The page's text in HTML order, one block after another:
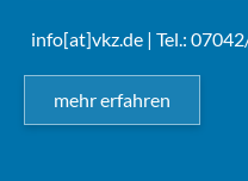
info[at]vkz.de | Tel.:
mehr erfahren